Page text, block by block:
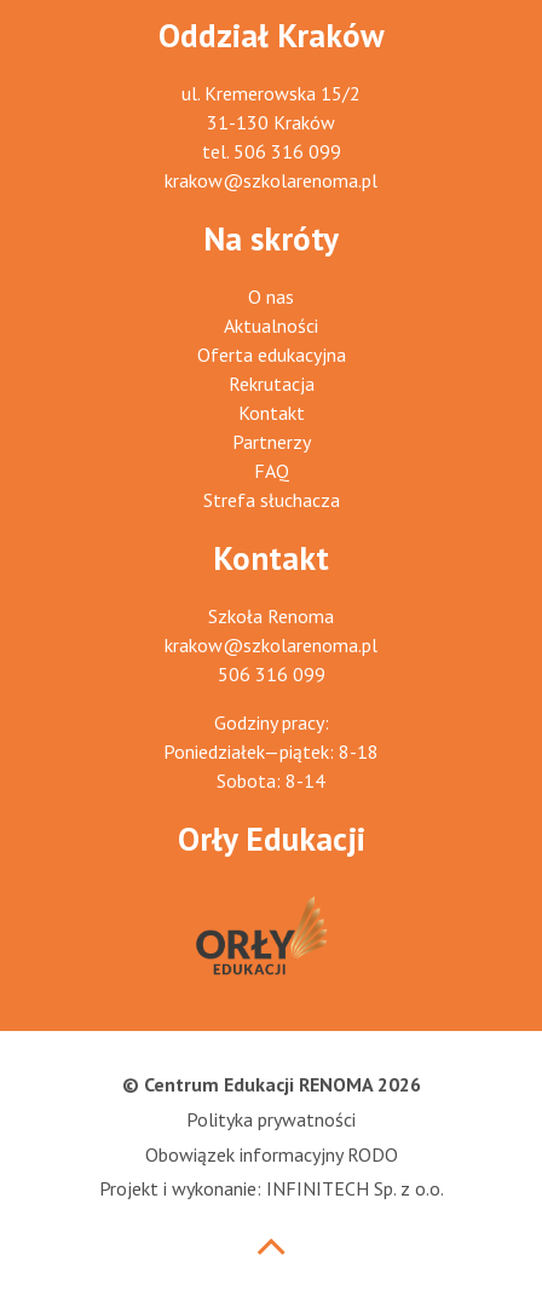
Oddział Kraków
ul. Kremerowska 15/2
31-130 Kraków
tel. 506 316 099
krakow@szkolarenoma.pl
Na skróty
O nas
Aktualności
Oferta edukacyjna
Rekrutacja
Kontakt
Partnerzy
FAQ
Strefa słuchacza
Kontakt
Szkoła Renoma
krakow@szkolarenoma.pl
506 316 099
Godziny pracy:
Poniedziałek—piątek: 8-18
Sobota: 8-14
Orły Edukacji
© Centrum Edukacji RENOMA 2026
Polityka prywatności
Obowiązek informacyjny RODO
Projekt i wykonanie: INFINITECH Sp. z o.o.
Przewiń